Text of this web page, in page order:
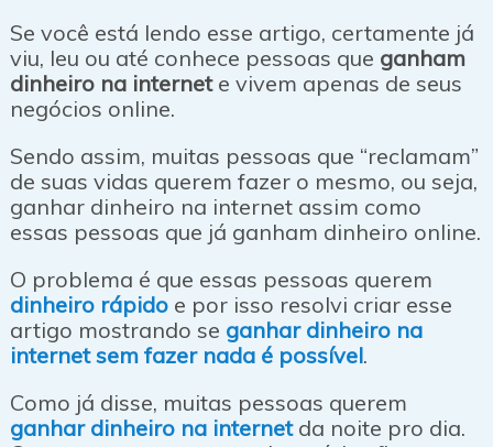
Se você está lendo esse artigo, certamente já
viu, leu ou até conhece pessoas que ganham
dinheiro na internete vivem apenas de seus
negócios online.
Sendo assim, muitas pessoas que “reclamam”
de suas vidas querem fazer o mesmo, ou seja,
ganhar dinheiro na internet assim como
essas pessoas que já ganham dinheiro online.
O problema é que essas pessoas querem
dinheiro rápidoe por isso resolvi criar esse
artigo mostrando se ganhar dinheiro na
internet sem fazer nada é possível.
Como já disse, muitas pessoas querem
ganhar dinheiro na internetda noite pro dia.